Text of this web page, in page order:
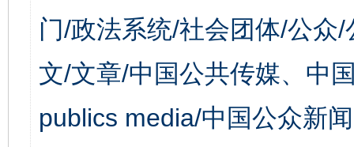
门/政法系统/社会团体/公众
文/文章/中国公共传媒、中
publics media/中国公众新